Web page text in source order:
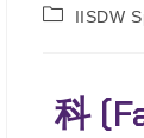
IISDW
科